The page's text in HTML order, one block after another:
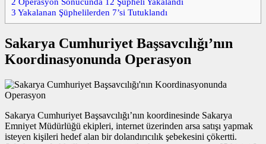
3 Yakalanan Şüphelilerden 7’si Tutuklandı
Sakarya Cumhuriyet Başsavcılığı’nın
Koordinasyonunda Operasyon
Sakarya Cumhuriyet Başsavcılığı’nın koordinesinde Sakarya
Emniyet Müdürlüğü ekipleri, internet üzerinden arsa satışı yapmak
isteyen kişileri hedef alan bir dolandırıcılık şebekesini çökertti.